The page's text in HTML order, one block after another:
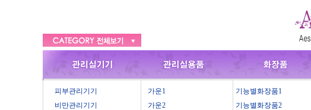
피부관리기기
비만관리기기
가운1
가운2
기능별화장품1
기능별화장품2